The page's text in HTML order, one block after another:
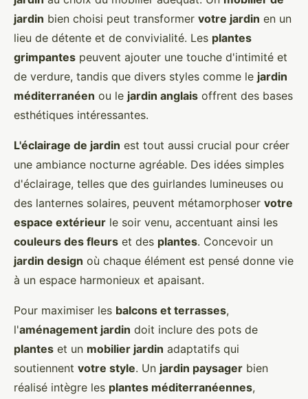
jardin bien choisi peut transformer votre jardin en un
lieu de détente et de convivialité. Les plantes
grimpantes peuvent ajouter une touche d'intimité et
de verdure, tandis que divers styles comme le jardin
méditerranéen ou le jardin anglais offrent des bases
esthétiques intéressantes.
L'éclairage de jardin est tout aussi crucial pour créer
une ambiance nocturne agréable. Des idées simples
d'éclairage, telles que des guirlandes lumineuses ou
des lanternes solaires, peuvent métamorphoser votre
espace extérieur le soir venu, accentuant ainsi les
couleurs des fleurs et des plantes. Concevoir un
jardin design où chaque élément est pensé donne vie
à un espace harmonieux et apaisant.
Pour maximiser les balcons et terrasses,
l'aménagement jardin doit inclure des pots de
plantes et un mobilier jardin adaptatifs qui
soutiennent votre style. Un jardin paysager bien
réalisé intègre les plantes méditerranéennes,